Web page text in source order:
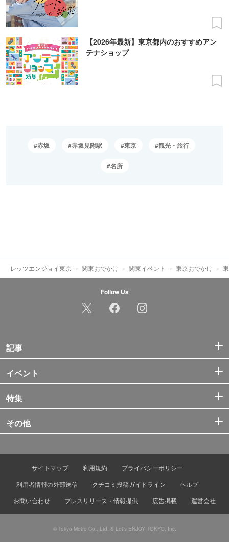
【2026年最新】東京都内のおすすめアン
テナショップ
赤坂 赤坂見附駅 東京 観光・旅行
名所
レッツエンジョイ東京 関東おでかけ 関東イベント 東京おでかけ
Follow Us
記事
イベント
特集
その他
サイトマップ 利用規約
プライバシーポリシー
利用者情報の外部送信
クチコミ投稿ガイドライン
ヘルプ
お問い合わせ
プレスリリース・情報提供 広告掲載 運営会社
© Tokyo Metro Co., Ltd. & Let’s ENJOY TOKYO, Inc.